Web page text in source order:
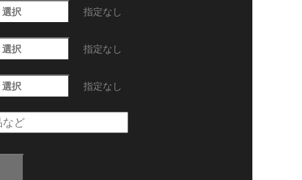
選択 指定なし
選択 指定なし
選択 指定なし